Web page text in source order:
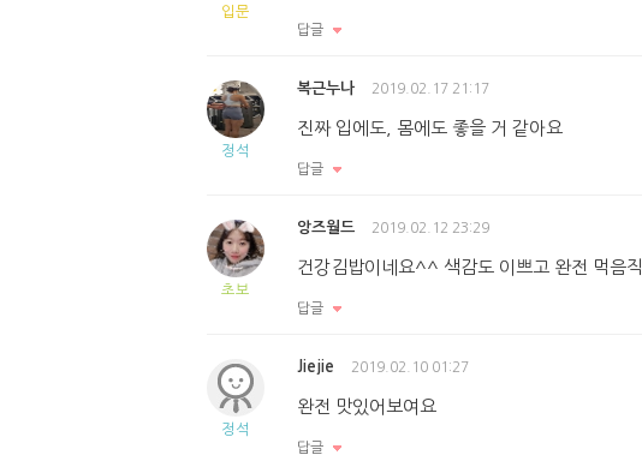
입문
답글
정석
복근누나 2019.02.17 21:17
진짜 입에도, 몸에도 좋을 거 같아요
답글
초보
앙즈월드 2019.02.12 23:29
건강김밥이네요^^ 색감도 이쁘고 완전 먹음
답글
정석
Jiejie 2019.02.10 01:27
완전 맛있어보여요
답글